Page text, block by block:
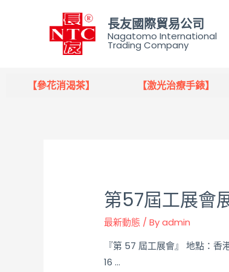
長友國際貿易公司
Nagatomo International
Trading Company
【參花消渴茶】 【激光治療手錶】
第57屆工展會
最新動態 / Byadmin
『第 57 屆工展會』 地點：
16 …